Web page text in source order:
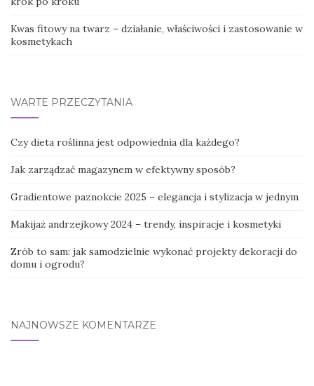
Kwas fitowy na twarz – działanie, właściwości i zastosowanie w
kosmetykach
WARTE PRZECZYTANIA
Czy dieta roślinna jest odpowiednia dla każdego?
Jak zarządzać magazynem w efektywny sposób?
Gradientowe paznokcie 2025 – elegancja i stylizacja w jednym
Makijaż andrzejkowy 2024 – trendy, inspiracje i kosmetyki
Zrób to sam: jak samodzielnie wykonać projekty dekoracji do
domu i ogrodu?
NAJNOWSZE KOMENTARZE